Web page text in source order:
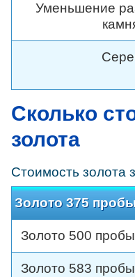
Уменьшение
Сколько
золота
Стоимость золота
Золото 375
Золото 500 пробы
Золото 583 пробы